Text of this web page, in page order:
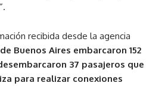
recibida desde la agencia
Buenos Aires embarcaron 152
37 pasajeros que
para realizar conexiones